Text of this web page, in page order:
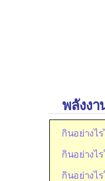
พลังงา
กินอย่างไ
กินอย่างไ
กินอย่างไ